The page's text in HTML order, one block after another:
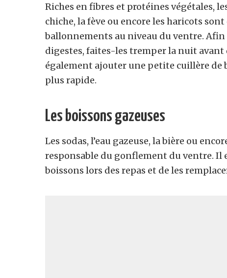
Riches en fibres et protéines végétales,
chiche, la fève ou encore les haricots
ballonnements au niveau du ventre.
digestes, faites-les tremper la nuit avant
également ajouter une petite cuillère de
plus rapide.
Les boissons gazeuses
Les sodas, l’eau gazeuse, la bière ou
responsable du gonflement du ventre. Il
boissons lors des repas et de les